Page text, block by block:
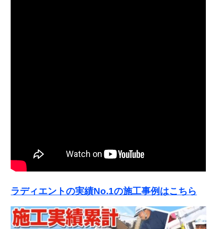
ラディエントの実績No.1の施工事例はこちら